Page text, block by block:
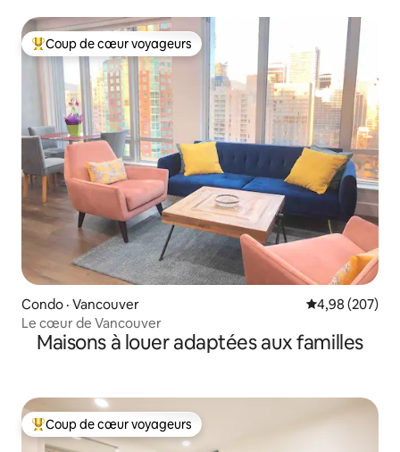
Coup de cœur voyageurs parmi les plus aimés
Coup de cœur voyageurs
Condo · Vancouver Note
4,98 (207)
Le cœur de Vancouver
Maisons à louer adaptées aux familles
Coup de cœur voyageurs parmi les plus aimés
Coup de cœur voyageurs